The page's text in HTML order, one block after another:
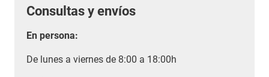
Consultas y envíos
En persona:
De lunes a viernes de 8:00 a 18:00h